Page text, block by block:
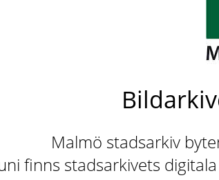
Malmö stadsarkiv
finns stadsarkivets